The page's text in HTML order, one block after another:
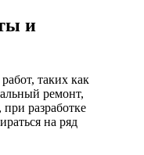
и
таких как
ремонт,
разработке
на ряд